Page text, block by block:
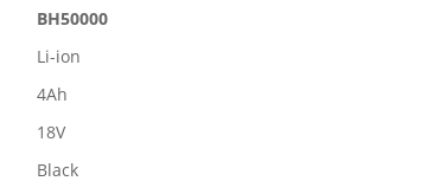
BH50000
Li-ion
4Ah
18V
Black